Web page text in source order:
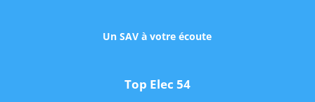
Un SAV à votre écoute
Top Elec 54